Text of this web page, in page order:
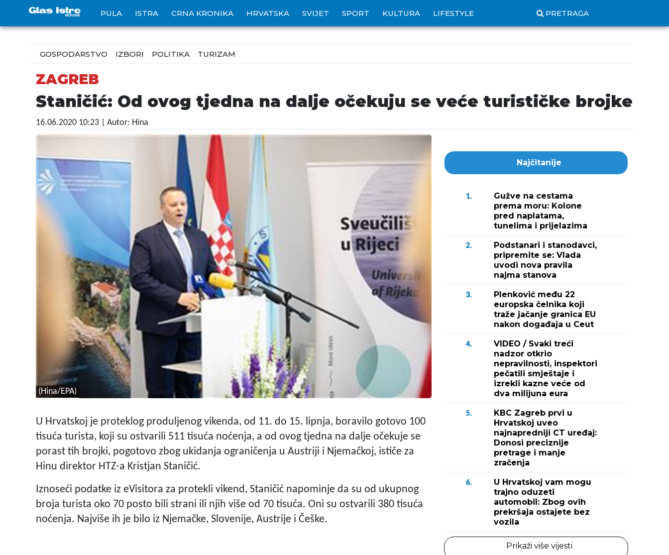
PULA ISTRA CRNA KRONIKA HRVATSKA SVIJET SPORT KULTURA LIFESTYLE PRETRAGA
GOSPODARSTVO IZBORI POLITIKA TURIZAM
ZAGREB
Staničić: Od ovog tjedna na dalje očekuju se veće turističke brojke
16.06.2020 10:23 | Autor: Hina
(Hina/EPA)
U Hrvatskoj je proteklog produljenog vikenda, od 11. do 15. lipnja, boravilo gotovo 100
tisuća turista, koji su ostvarili 511 tisuća noćenja, a od ovog tjedna na dalje očekuje se
porast tih brojki, pogotovo zbog ukidanja ograničenja u Austriji i Njemačkoj, ističe za
Hinu direktor HTZ-a Kristjan Staničić.
Iznoseći podatke iz eVisitora za protekli vikend, Staničić napominje da su od ukupnog
broja turista oko 70 posto bili strani ili njih više od 70 tisuća. Oni su ostvarili 380 tisuća
noćenja. Najviše ih je bilo iz Njemačke, Slovenije, Austrije i Češke.
Najčitanije
1.
Gužve na cestama
prema moru: Kolone
pred naplatama,
tunelima i prijelazima
2.
Podstanari i stanodavci,
pripremite se: Vlada
uvodi nova pravila
najma stanova
3.
Plenković među 22
europska čelnika koji
traže jačanje granica EU
nakon događaja u Ceut
4.
VIDEO / Svaki treći
nadzor otkrio
nepravilnosti, inspektori
pečatili smještaje i
izrekli kazne veće od
dva milijuna eura
5.
KBC Zagreb prvi u
Hrvatskoj uveo
najnapredniji CT uređaj:
Donosi preciznije
pretrage i manje
zračenja
6.
U Hrvatskoj vam mogu
trajno oduzeti
automobil: Zbog ovih
prekršaja ostajete bez
vozila
Prikaži više vijesti